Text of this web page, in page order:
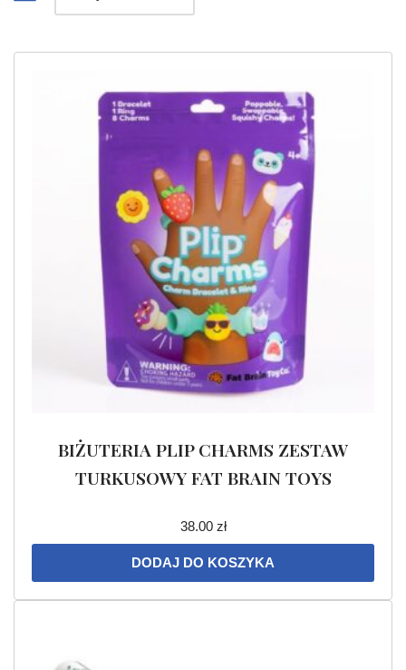
BIŻUTERIA PLIP CHARMS ZESTAW
TURKUSOWY FAT BRAIN TOYS
38.00 zł
DODAJ DO KOSZYKA